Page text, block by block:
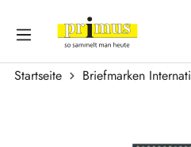
Zum Hauptinhalt springen
Startseite Briefmarken